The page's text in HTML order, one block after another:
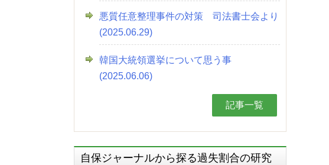
悪質任意整理事件の対策 司法書士会より
(2025.06.29)
韓国大統領選挙について思う事
(2025.06.06)
記事一覧
自保ジャーナルから探る過失割合の研究